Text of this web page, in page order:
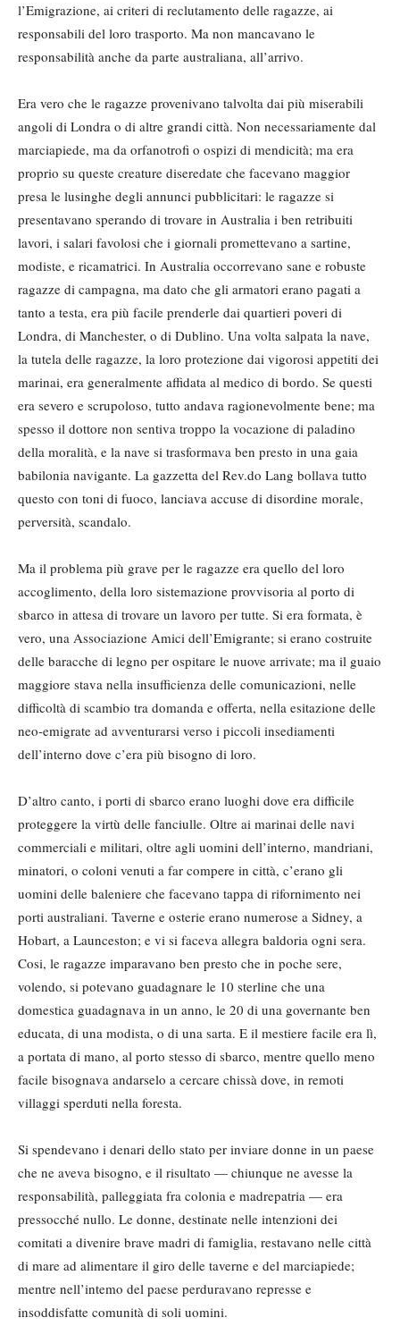
l’Emigrazione, ai criteri di reclutamento delle ragazze, ai
responsabili del loro trasporto. Ma non mancavano le
responsabilità anche da parte australiana, all’arrivo.
Era vero che le ragazze provenivano talvolta dai più miserabili
angoli di Londra o di altre grandi città. Non necessariamente dal
marciapiede, ma da orfanotrofi o ospizi di mendicità; ma era
proprio su queste creature diseredate che facevano maggior
presa le lusinghe degli annunci pubblicitari: le ragazze si
presentavano sperando di trovare in Australia i ben retribuiti
lavori, i salari favolosi che i giornali promettevano a sartine,
modiste, e ricamatrici. In Australia occorrevano sane e robuste
ragazze di campagna, ma dato che gli armatori erano pagati a
tanto a testa, era più facile prenderle dai quartieri poveri di
Londra, di Manchester, o di Dublino. Una volta salpata la nave,
la tutela delle ragazze, la loro protezione dai vigorosi appetiti dei
marinai, era generalmente affidata al medico di bordo. Se questi
era severo e scrupoloso, tutto andava ragionevolmente bene; ma
spesso il dottore non sentiva troppo la vocazione di paladino
della moralità, e la nave si trasformava ben presto in una gaia
babilonia navigante. La gazzetta del Rev.do Lang bollava tutto
questo con toni di fuoco, lanciava accuse di disordine morale,
perversità, scandalo.
Ma il problema più grave per le ragazze era quello del loro
accoglimento, della loro sistemazione provvisoria al porto di
sbarco in attesa di trovare un lavoro per tutte. Si era formata, è
vero, una Associazione Amici dell’Emigrante; si erano costruite
delle baracche di legno per ospitare le nuove arrivate; ma il guaio
maggiore stava nella insufficienza delle comunicazioni, nelle
difficoltà di scambio tra domanda e offerta, nella esitazione delle
neo-emigrate ad avventurarsi verso i piccoli insediamenti
dell’interno dove c’era più bisogno di loro.
D’altro canto, i porti di sbarco erano luoghi dove era difficile
proteggere la virtù delle fanciulle. Oltre ai marinai delle navi
commerciali e militari, oltre agli uomini dell’interno, mandriani,
minatori, o coloni venuti a far compere in città, c’erano gli
uomini delle baleniere che facevano tappa di rifornimento nei
porti australiani. Taverne e osterie erano numerose a Sidney, a
Hobart, a Launceston; e vi si faceva allegra baldoria ogni sera.
Cosi, le ragazze imparavano ben presto che in poche sere,
volendo, si potevano guadagnare le 10 sterline che una
domestica guadagnava in un anno, le 20 di una governante ben
educata, di una modista, o di una sarta. E il mestiere facile era lì,
a portata di mano, al porto stesso di sbarco, mentre quello meno
facile bisognava andarselo a cercare chissà dove, in remoti
villaggi sperduti nella foresta.
Si spendevano i denari dello stato per inviare donne in un paese
che ne aveva bisogno, e il risultato — chiunque ne avesse la
responsabilità, palleggiata fra colonia e madrepatria — era
pressocché nullo. Le donne, destinate nelle intenzioni dei
comitati a divenire brave madri di famiglia, restavano nelle città
di mare ad alimentare il giro delle taverne e del marciapiede;
mentre nell’intemo del paese perduravano represse e
insoddisfatte comunità di soli uomini.